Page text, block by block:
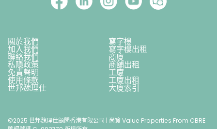
關於我們 寫字樓
加入我們 寫字樓出租
聯絡我們 商廈
私隱政策 商舖出租
免責聲明 工廈
使用條款 工廈出租
世邦魏理仕 大廈索引
©2025 世邦魏理仕顧問香港有限公司 | 尚簽 Value Properties From CBRE